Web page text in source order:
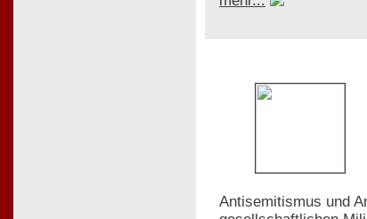
Antisemitismus und